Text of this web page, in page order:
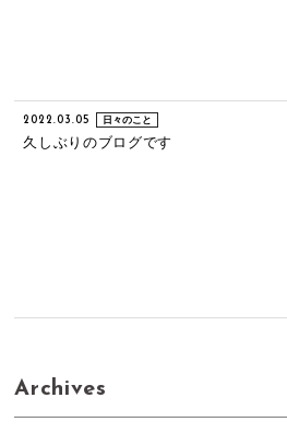
2022.03.05 日々のこと
久しぶりのブログです
Archives